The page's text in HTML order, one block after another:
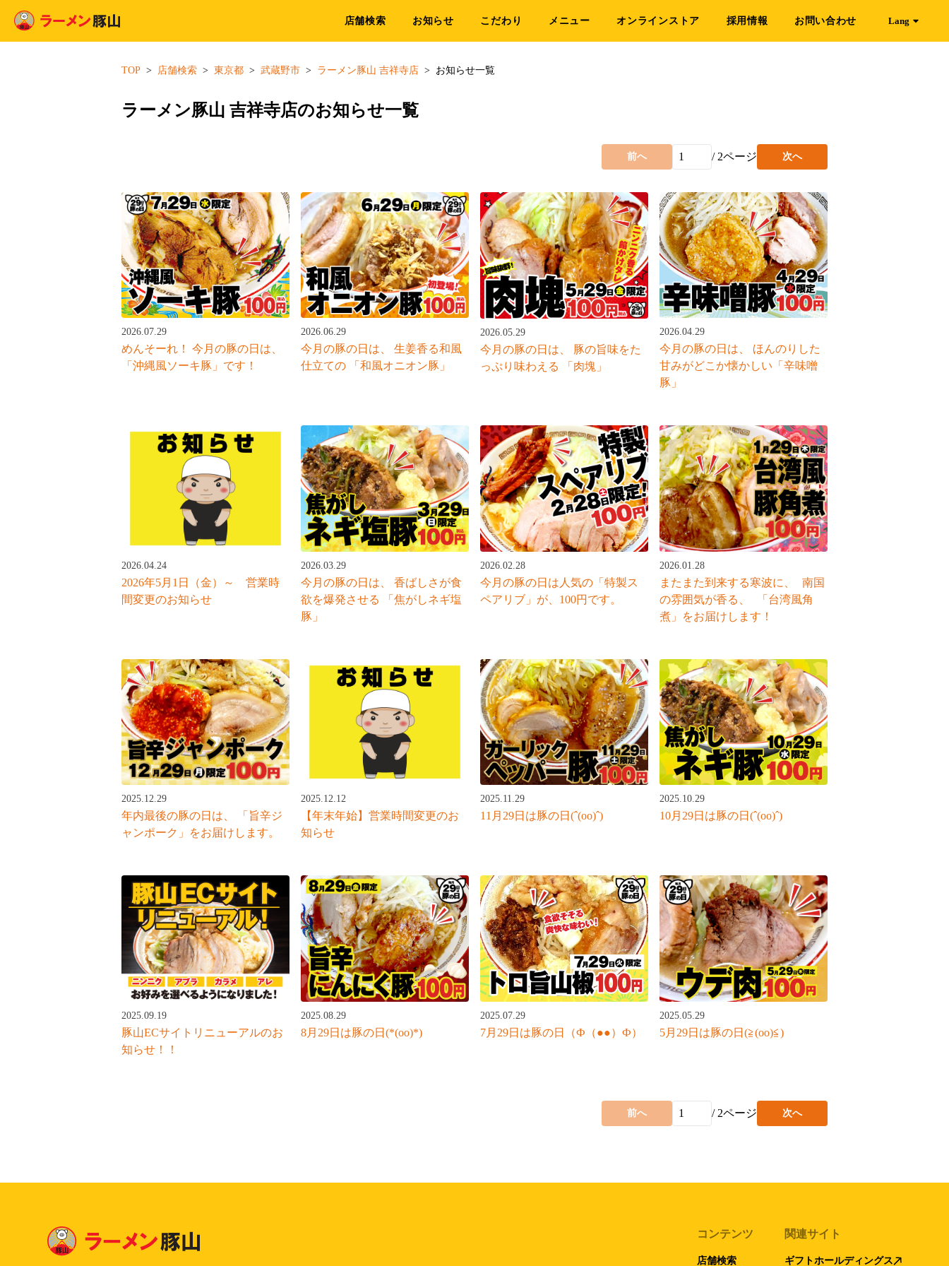
店舗検索 お知らせ こだわり メニュー オンラインストア 採用情報 お問い合わせ Lang
TOP 店舗検索 東京都 武蔵野市 ラーメン豚山 吉祥寺店 お知らせ一覧
ラーメン豚山 吉祥寺店のお知らせ一覧
前へ / 2ページ 次へ
2026.07.29
めんそーれ！ 今月の豚の日は、
「沖縄風ソーキ豚」です！
2026.06.29
今月の豚の日は、 生姜香る和風
仕立ての 「和風オニオン豚」
2026.05.29
今月の豚の日は、 豚の旨味をた
っぷり味わえる 「肉塊」
2026.04.29
今月の豚の日は、 ほんのりした
甘みがどこか懐かしい「辛味噌
豚」
2026.04.24
2026年5月1日（金）～ 営業時
間変更のお知らせ
2026.03.29
今月の豚の日は、 香ばしさが食
欲を爆発させる 「焦がしネギ塩
豚」
2026.02.28
今月の豚の日は人気の「特製ス
ペアリブ」が、100円です。
2026.01.28
またまた到来する寒波に、 南国
の雰囲気が香る、 「台湾風角
煮」をお届けします！
2025.12.29
年内最後の豚の日は、 「旨辛ジ
ャンポーク」をお届けします。
2025.12.12
【年末年始】営業時間変更のお
知らせ
2025.11.29
11月29日は豚の日(ˆ(oo)ˆ)
2025.10.29
10月29日は豚の日(ˆ(oo)ˆ)
2025.09.19
豚山ECサイトリニューアルのお
知らせ！！
2025.08.29
8月29日は豚の日(*(oo)*)
2025.07.29
7月29日は豚の日（Ф（●●）Ф）
2025.05.29
5月29日は豚の日(≧(oo)≦)
前へ / 2ページ 次へ
コンテンツ
店舗検索
関連サイト
ギフトホールディングス